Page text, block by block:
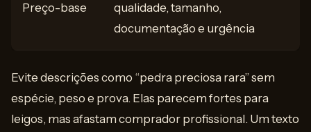
Preço-base
qualidade, tamanho,
documentação e urgência
Evite descrições como “pedra preciosa rara” sem
espécie, peso e prova. Elas parecem fortes para
leigos, mas afastam comprador profissional. Um texto